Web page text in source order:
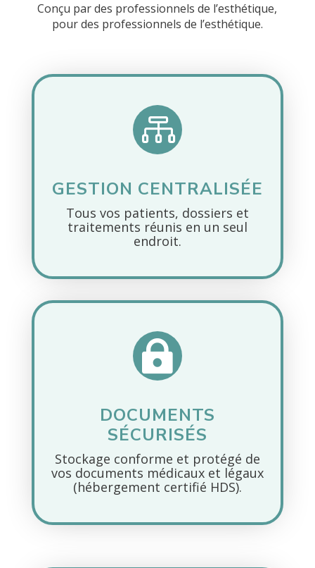
Conçu par des professionnels de l’esthétique,
pour des professionnels de l’esthétique.

GESTION CENTRALISÉE
Tous vos patients, dossiers et
traitements réunis en un seul
endroit.

DOCUMENTS
SÉCURISÉS
Stockage conforme et protégé de
vos documents médicaux et légaux
(hébergement certifié HDS).